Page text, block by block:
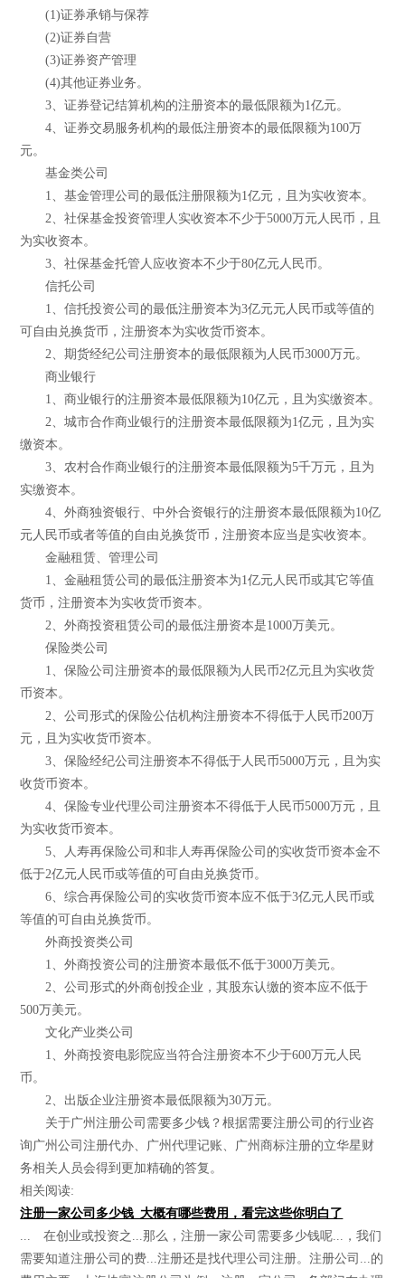
(1)证券承销与保荐
(2)证券自营
(3)证券资产管理
(4)其他证券业务。
3、证券登记结算机构的注册资本的最低限额为1亿元。
4、证券交易服务机构的最低注册资本的最低限额为100万
元。
基金类公司
1、基金管理公司的最低注册限额为1亿元，且为实收资本。
2、社保基金投资管理人实收资本不少于5000万元人民币，且
为实收资本。
3、社保基金托管人应收资本不少于80亿元人民币。
信托公司
1、信托投资公司的最低注册资本为3亿元元人民币或等值的
可自由兑换货币，注册资本为实收货币资本。
2、期货经纪公司注册资本的最低限额为人民币3000万元。
商业银行
1、商业银行的注册资本最低限额为10亿元，且为实缴资本。
2、城市合作商业银行的注册资本最低限额为1亿元，且为实
缴资本。
3、农村合作商业银行的注册资本最低限额为5千万元，且为
实缴资本。
4、外商独资银行、中外合资银行的注册资本最低限额为10亿
元人民币或者等值的自由兑换货币，注册资本应当是实收资本。
金融租赁、管理公司
1、金融租赁公司的最低注册资本为1亿元人民币或其它等值
货币，注册资本为实收货币资本。
2、外商投资租赁公司的最低注册资本是1000万美元。
保险类公司
1、保险公司注册资本的最低限额为人民币2亿元且为实收货
币资本。
2、公司形式的保险公估机构注册资本不得低于人民币200万
元，且为实收货币资本。
3、保险经纪公司注册资本不得低于人民币5000万元，且为实
收货币资本。
4、保险专业代理公司注册资本不得低于人民币5000万元，且
为实收货币资本。
5、人寿再保险公司和非人寿再保险公司的实收货币资本金不
低于2亿元人民币或等值的可自由兑换货币。
6、综合再保险公司的实收货币资本应不低于3亿元人民币或
等值的可自由兑换货币。
外商投资类公司
1、外商投资公司的注册资本最低不低于3000万美元。
2、公司形式的外商创投企业，其股东认缴的资本应不低于
500万美元。
文化产业类公司
1、外商投资电影院应当符合注册资本不少于600万元人民
币。
2、出版企业注册资本最低限额为30万元。
关于广州注册公司需要多少钱？根据需要注册公司的行业咨
询广州公司注册代办、广州代理记账、广州商标注册的立华星财
务相关人员会得到更加精确的答复。
相关阅读:
注册一家公司多少钱_大概有哪些费用，看完这些你明白了
... 在创业或投资之...那么，注册一家公司需要多少钱呢...，我们
需要知道注册公司的费...注册还是找代理公司注册。注册公司...的